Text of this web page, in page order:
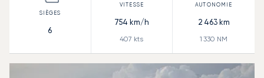
6
754 km/h
407 kts
2 463km
1 330 NM